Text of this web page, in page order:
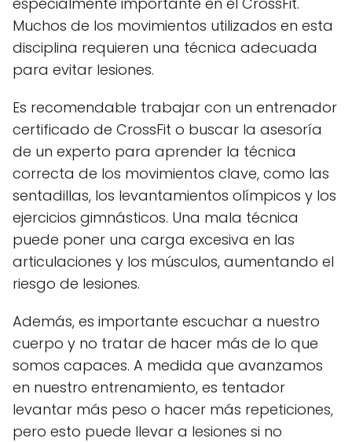
Muchos de los movimientos utilizados en esta
disciplina requieren una técnica adecuada
para evitar lesiones.
Es recomendable trabajar con un entrenador
certificado de CrossFit o buscar la asesoría
de un experto para aprender la técnica
correcta de los movimientos clave, como las
sentadillas, los levantamientos olímpicos y los
ejercicios gimnásticos. Una mala técnica
puede poner una carga excesiva en las
articulaciones y los músculos, aumentando el
riesgo de lesiones.
Además, es importante escuchar a nuestro
cuerpo y no tratar de hacer más de lo que
somos capaces. A medida que avanzamos
en nuestro entrenamiento, es tentador
levantar más peso o hacer más repeticiones,
pero esto puede llevar a lesiones si no